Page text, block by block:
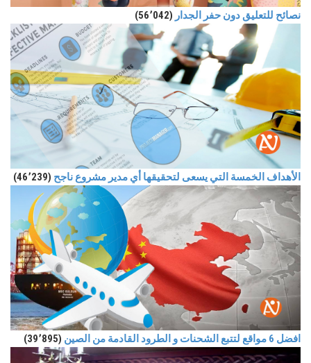
نصائح للتعليق دون حفر الجدار (56٬042)
الأهداف الخمسة التي يسعى لتحقيقها أي مدير مشروع ناجح (46٬239)
افضل 6 مواقع لتتبع الشحنات و الطرود القادمة من الصين (39٬895)